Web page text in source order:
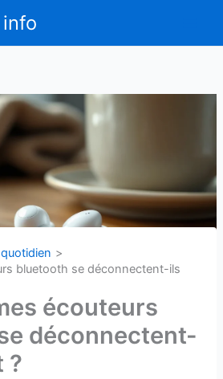
bluetooth se déconnectent-ils
écouteurs
déconnectent-
?